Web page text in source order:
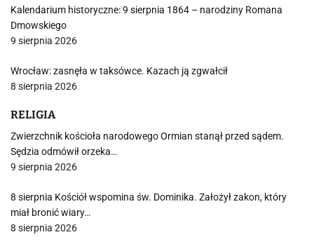
Kalendarium historyczne: 9 sierpnia 1864 – narodziny Romana
Dmowskiego
9 sierpnia 2026
Wrocław: zasnęła w taksówce. Kazach ją zgwałcił
8 sierpnia 2026
RELIGIA
Zwierzchnik kościoła narodowego Ormian stanął przed sądem.
Sędzia odmówił orzeka…
9 sierpnia 2026
8 sierpnia Kościół wspomina św. Dominika. Założył zakon, który
miał bronić wiary…
8 sierpnia 2026